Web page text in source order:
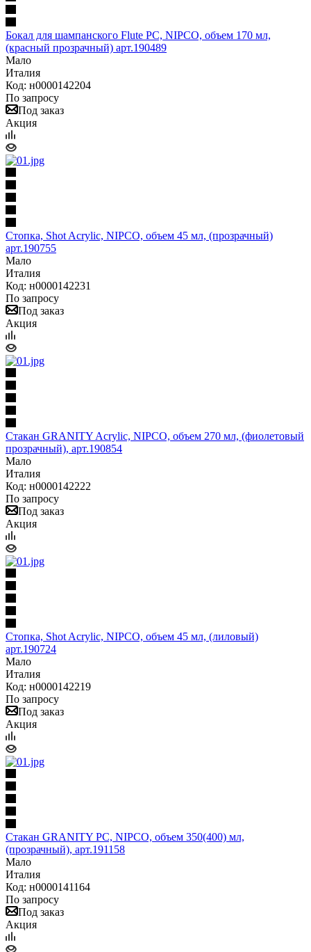
Бокал для шампанского Flute РС, NIPCO, объем 170 мл,
(красный прозрачный) арт.190489
Мало
Италия
Код: н0000142204
По запросу
Под заказ
Акция
Стопка, Shot Acrylic, NIPCO, объем 45 мл, (прозрачный)
арт.190755
Мало
Италия
Код: н0000142231
По запросу
Под заказ
Акция
Стакан GRANITY Acrylic, NIPCO, объем 270 мл, (фиолетовый
прозрачный), арт.190854
Мало
Италия
Код: н0000142222
По запросу
Под заказ
Акция
Стопка, Shot Acrylic, NIPCO, объем 45 мл, (лиловый)
арт.190724
Мало
Италия
Код: н0000142219
По запросу
Под заказ
Акция
Стакан GRANITY РС, NIPCO, объем 350(400) мл,
(прозрачный), арт.191158
Мало
Италия
Код: н0000141164
По запросу
Под заказ
Акция